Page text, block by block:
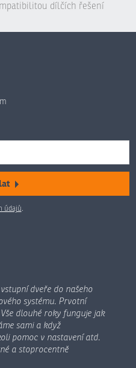
dílčích řešení
údajů
dveře do našeho
systému. Prvotní
dlouhé roky funguje jak
sami a když
pomoc v nastavení atd.
a stoprocentně